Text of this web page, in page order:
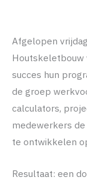
Afgelopen
Houtskeletbouw
succes hun
de groep
calculators,
medewerkers
te ontwikkelen
Resultaat: een